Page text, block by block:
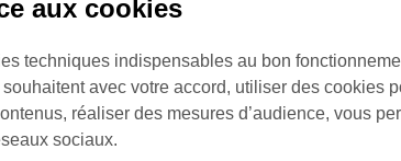
aux cookies
techniques indispensables au bon
avec votre accord, utiliser des cookies
réaliser des mesures d’audience, vous
sociaux.